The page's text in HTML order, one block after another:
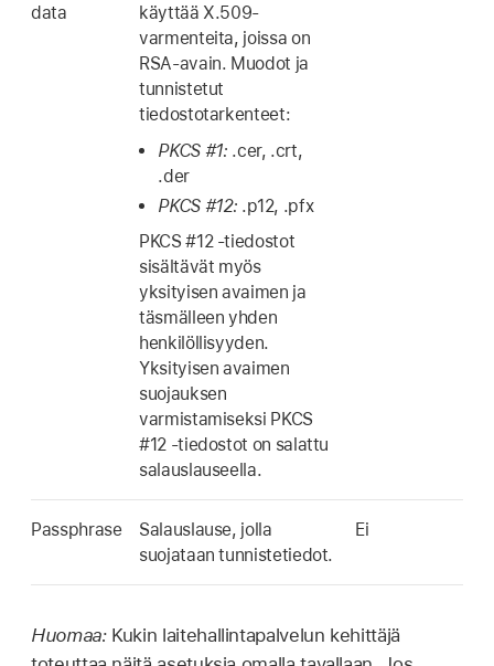
data
käyttää X.509-
varmenteita, joissa on
RSA-avain. Muodot ja
tunnistetut
tiedostotarkenteet:
PKCS #1: .cer, .crt,
.der
PKCS #12: .p12, .pfx
PKCS #12 -tiedostot
sisältävät myös
yksityisen avaimen ja
täsmälleen yhden
henkilöllisyyden.
Yksityisen avaimen
suojauksen
varmistamiseksi PKCS
#12 -tiedostot on salattu
salauslauseella.
Passphrase
Salauslause, jolla
suojataan tunnistetiedot.
Ei
Huomaa: Kukin laitehallintapalvelun kehittäjä